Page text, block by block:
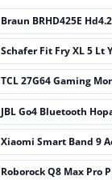
Braun BRHD425E
Schafer Fit Fry XL 5 Lt
TCL 27G64 Gaming
JBL Go4 Bluetooth
Xiaomi Smart Band 9
Roborock Q8 Max Pro